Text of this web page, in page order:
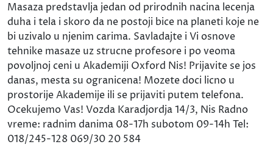
Masaza predstavlja jedan od prirodnih nacina lecenja
duha i tela i skoro da ne postoji bice na planeti koje ne
bi uzivalo u njenim carima. Savladajte i Vi osnove
tehnike masaze uz strucne profesore i po veoma
povoljnoj ceni u Akademiji Oxford Nis! Prijavite se jos
danas, mesta su ogranicena! Mozete doci licno u
prostorije Akademije ili se prijaviti putem telefona.
Ocekujemo Vas! Vozda Karadjordja 14/3, Nis Radno
vreme: radnim danima 08-17h subotom 09-14h Tel:
018/245-128 069/30 20 584